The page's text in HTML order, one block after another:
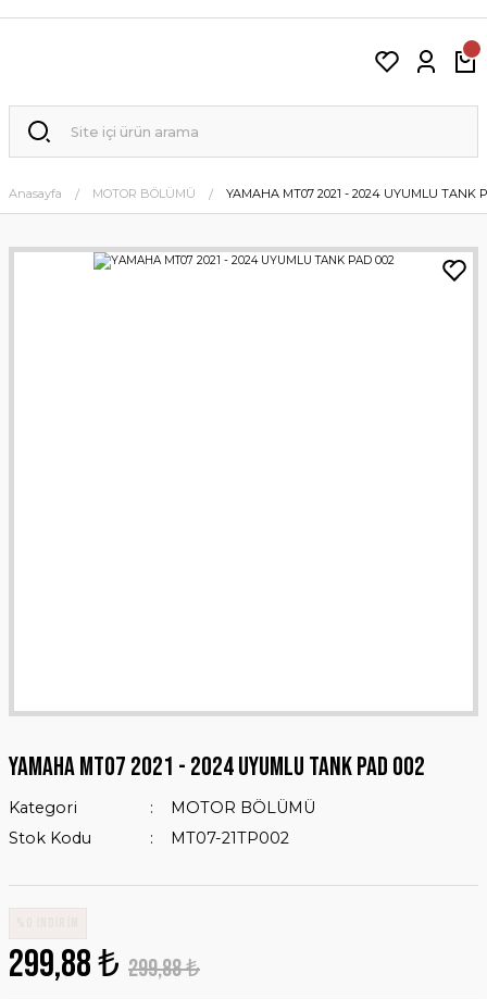
Anasayfa MOTOR BÖLÜMÜ YAMAHA MT07 2021 - 2024 UYUMLU TANK
YAMAHA MT07 2021 - 2024 UYUMLU TANK PAD 002
Kategori
MOTOR BÖLÜMÜ
Stok Kodu
MT07-21TP002
299,88 ₺ 299,88 ₺